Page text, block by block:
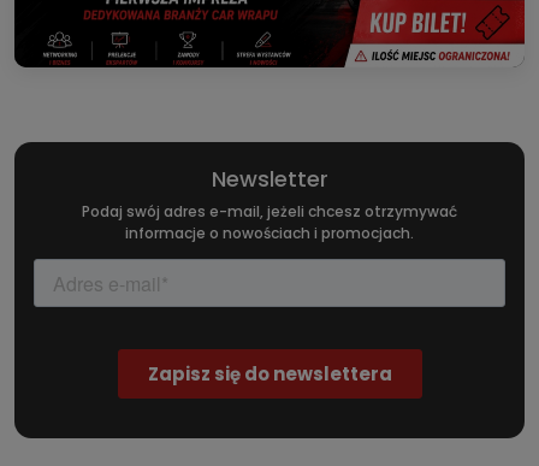
Newsletter
Podaj swój adres e-mail, jeżeli chcesz otrzymywać
informacje o nowościach i promocjach.